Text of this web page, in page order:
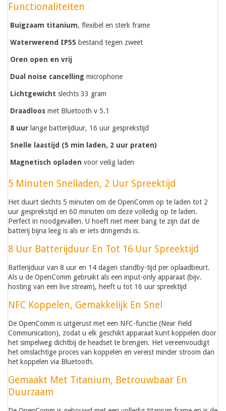
Functionaliteiten
Buigzaam titanium, flexibel en sterk frame
Waterwerend IP55 bestand tegen zweet
Oren open en vrij
Dual noise cancelling microphone
Lichtgewicht slechts 33 gram
Draadloos met Bluetooth v 5.1
8 uur lange batterijduur, 16 uur gesprekstijd
Snelle laastijd (5 min laden, 2 uur praten)
Magnetisch opladen voor veilig laden
5 Minuten Snelladen, 2 Uur Spreektijd
Het duurt slechts 5 minuten om de OpenComm op te laden tot 2
uur gesprekstijd en 60 minuten om deze volledig op te laden.
Perfect in noodgevallen. U hoeft niet meer bang te zijn dat de
batterij bijna leeg is als er iets dringends is.
8 Uur Batterijduur En Tot 16 Uur Spreektijd
Batterijduur van 8 uur en 14 dagen standby-tijd per oplaadbeurt.
Als u de OpenComm gebruikt als een input-only apparaat (bijv.
hosting van een live stream), heeft u tot 16 uur spreektijd
NFC Koppelen, Gemakkelijk En Snel
De OpenComm is uitgerust met een NFC-functie (Near Field
Communication), zodat u elk geschikt apparaat kunt koppelen door
het simpelweg dichtbij de headset te brengen. Het vereenvoudigt
het omslachtige proces van koppelen en vereist minder stroom dan
het koppelen via Bluetooth.
Gemaakt Met Titanium, Betrouwbaar En
Duurzaam